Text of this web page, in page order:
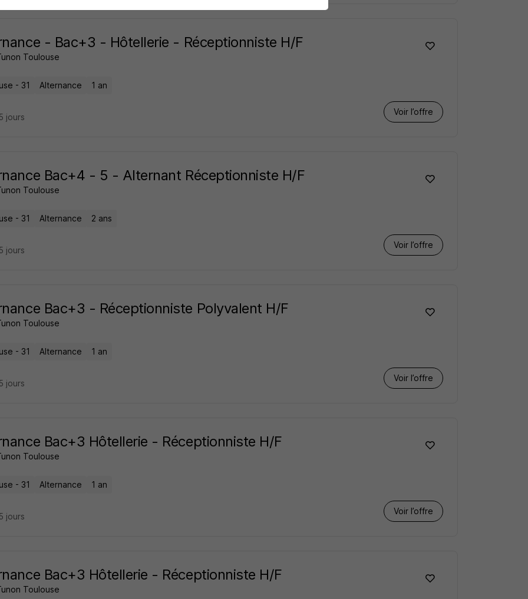
- Bac+3 - Hôtellerie - Réceptionniste H/F
Toulouse
- 31 Alternance 1 an
Voir l’offre
jours
Bac+4 - 5 - Alternant Réceptionniste H/F
Toulouse
- 31 Alternance 2 ans
Voir l’offre
jours
Bac+3 - Réceptionniste Polyvalent H/F
Toulouse
- 31 Alternance 1 an
Voir l’offre
jours
Bac+3 Hôtellerie - Réceptionniste H/F
Toulouse
- 31 Alternance 1 an
Voir l’offre
jours
Bac+3 Hôtellerie - Réceptionniste H/F
Toulouse